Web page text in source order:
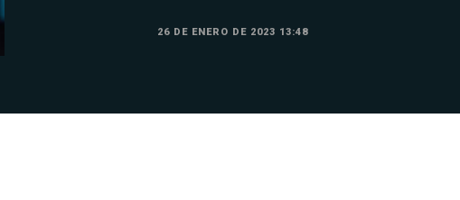
26 DE ENERO DE 2023 13:48